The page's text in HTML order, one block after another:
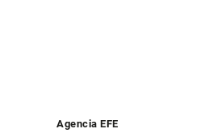
Agencia EFE